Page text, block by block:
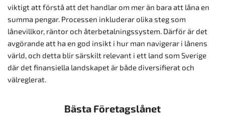
viktigt att förstå att det handlar om mer än bara att låna en
summa pengar. Processen inkluderar olika steg som
lånevillkor, räntor och återbetalningssystem. Därför är det
avgörande att ha en god insikt i hur man navigerar i lånens
värld, och detta blir särskilt relevant i ett land som Sverige
där det finansiella landskapet är både diversifierat och
välreglerat.
Bästa Företagslånet